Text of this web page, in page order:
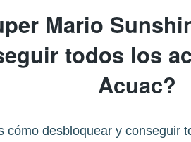
Mario
todos los
Acuac?
cómo desbloquear y conseguir